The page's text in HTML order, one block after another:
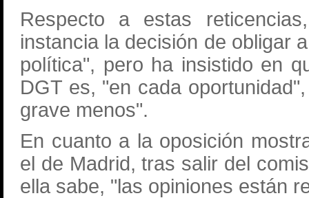
Respecto a estas
instancia la decisión de obligar
política", pero ha insistido en
DGT es, "en cada
grave menos".
En cuanto a la oposición
el de Madrid, tras salir del
ella sabe, "las opiniones están